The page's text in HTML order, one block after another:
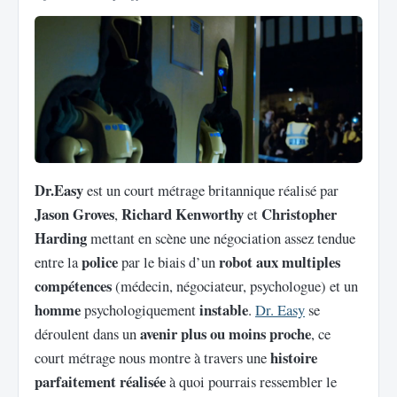
Dr.Easyest un court métrage britannique réalisé par
Jason Groves,Richard KenworthyetChristopher
Hardingmettant en scène une négociation assez tendue
entre lapolicepar le biais d’unrobot aux multiples
compétences(médecin, négociateur, psychologue) et un
hommepsychologiquementinstable. Dr. Easyse
déroulent dans unavenir plus ou moins proche, ce
court métrage nous montre à travers unehistoire
parfaitement réaliséeà quoi pourrais ressembler le